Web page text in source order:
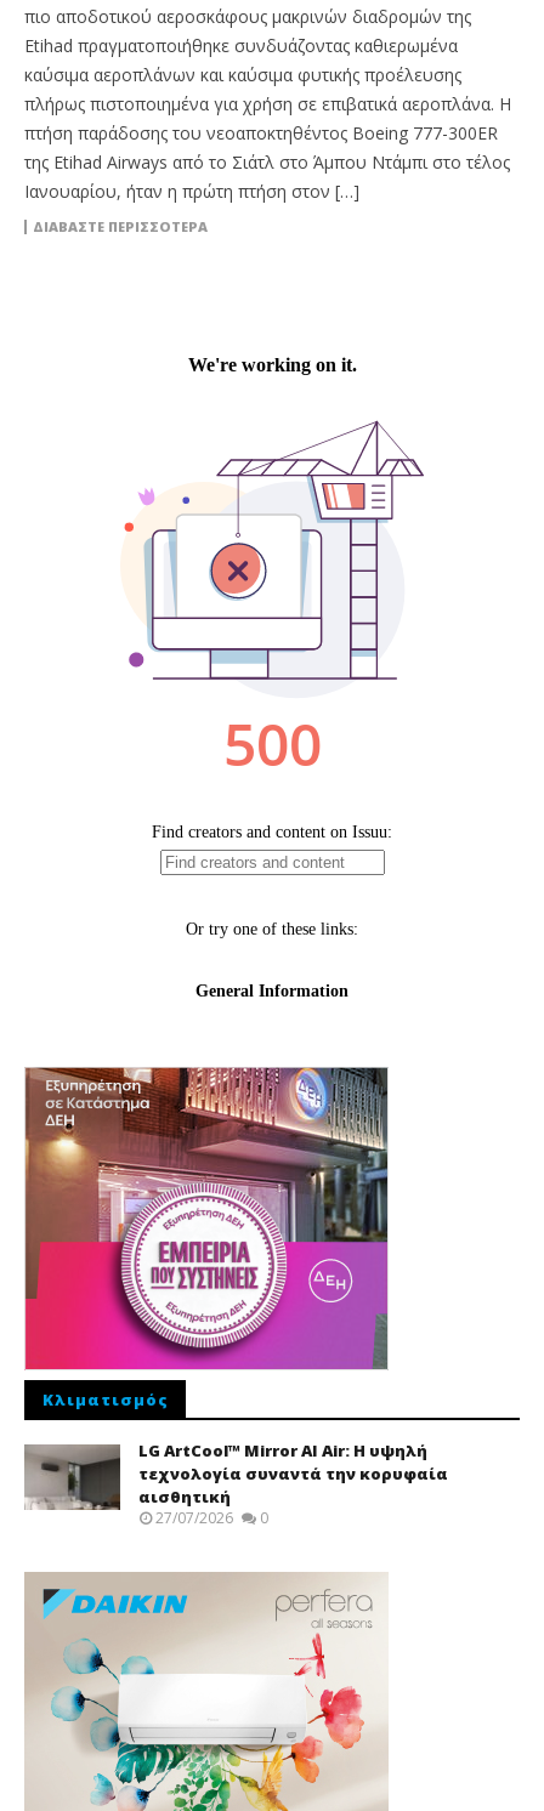
πιο αποδοτικού αεροσκάφους μακρινών διαδρομών της
Etihad πραγματοποιήθηκε συνδυάζοντας καθιερωμένα
καύσιμα αεροπλάνων και καύσιμα φυτικής προέλευσης
πλήρως πιστοποιημένα για χρήση σε επιβατικά αεροπλάνα. Η
πτήση παράδοσης του νεοαποκτηθέντος Boeing 777-300ER
της Etihad Airways από το Σιάτλ στο Άμπου Ντάμπι στο τέλος
Ιανουαρίου, ήταν η πρώτη πτήση στον […]
ΔΙΑΒΆΣΤΕ ΠΕΡΙΣΣΌΤΕΡΑ
Κλιματισμός
LG ArtCool™ Mirror AI Air: Η υψηλή
τεχνολογία συναντά την κορυφαία
αισθητική
27/07/2026 0